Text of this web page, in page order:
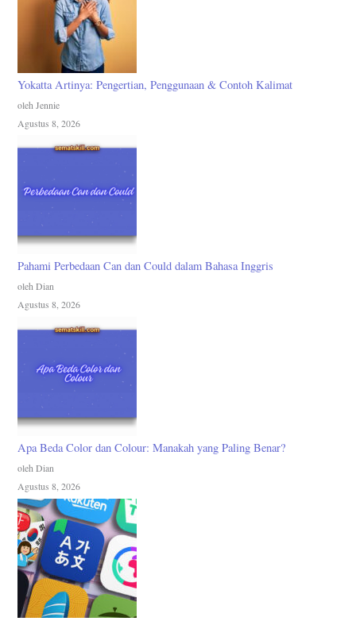
Yokatta Artinya: Pengertian, Penggunaan & Contoh Kalimat
oleh Jennie
Agustus 8, 2026
Pahami Perbedaan Can dan Could dalam Bahasa Inggris
oleh Dian
Agustus 8, 2026
Apa Beda Color dan Colour: Manakah yang Paling Benar?
oleh Dian
Agustus 8, 2026